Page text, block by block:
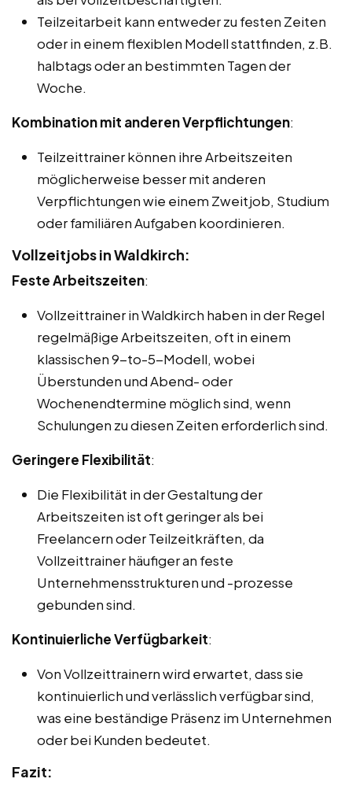
Teilzeitarbeit kann entweder zu festen Zeiten
oder in einem flexiblen Modell stattfinden, z.B.
halbtags oder an bestimmten Tagen der
Woche.
Kombination mit anderen Verpflichtungen:
Teilzeittrainer können ihre Arbeitszeiten
möglicherweise besser mit anderen
Verpflichtungen wie einem Zweitjob, Studium
oder familiären Aufgaben koordinieren.
Vollzeitjobs in Waldkirch:
Feste Arbeitszeiten:
Vollzeittrainer in Waldkirch haben in der Regel
regelmäßige Arbeitszeiten, oft in einem
klassischen 9-to-5-Modell, wobei
Überstunden und Abend- oder
Wochenendtermine möglich sind, wenn
Schulungen zu diesen Zeiten erforderlich sind.
Geringere Flexibilität:
Die Flexibilität in der Gestaltung der
Arbeitszeiten ist oft geringer als bei
Freelancern oder Teilzeitkräften, da
Vollzeittrainer häufiger an feste
Unternehmensstrukturen und -prozesse
gebunden sind.
Kontinuierliche Verfügbarkeit:
Von Vollzeittrainern wird erwartet, dass sie
kontinuierlich und verlässlich verfügbar sind,
was eine beständige Präsenz im Unternehmen
oder bei Kunden bedeutet.
Fazit: